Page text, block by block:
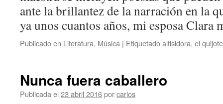
ante la brillantez de la narración en la
ya unos cuantos años, mi esposa
Publicado en Literatura, Música | Etiquetadoaltisidora, el quijote
Nunca fuera caballero
Publicada el 23 abril 2016porcarlos